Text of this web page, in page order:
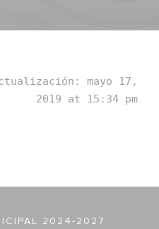
mayo 17,
2019 at 15:34 pm
2024-2027